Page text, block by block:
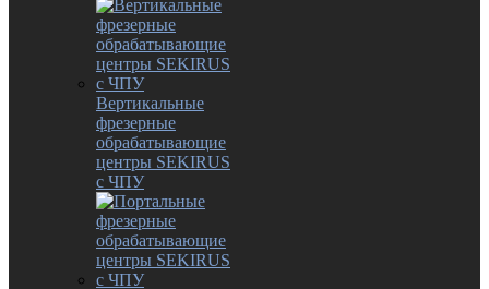
Вертикальные
фрезерные
обрабатывающие
центры SEKIRUS
с ЧПУ